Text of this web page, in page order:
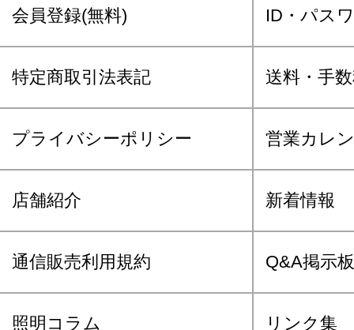
会員登録(無料) ID・パス
特定商取引法表記 送料・手
プライバシーポリシー 営業カレ
店舗紹介 新着情報
通信販売利用規約 Q&A掲示板
照明コラム リンク集